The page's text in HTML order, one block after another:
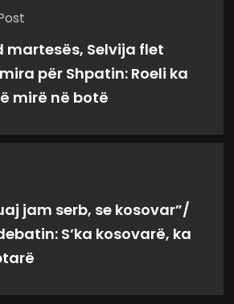
martesës, Selvija flet
për Shpatin: Roeli ka
mirë në botë
jam serb, se kosovar”/
S’ka kosovarë, ka